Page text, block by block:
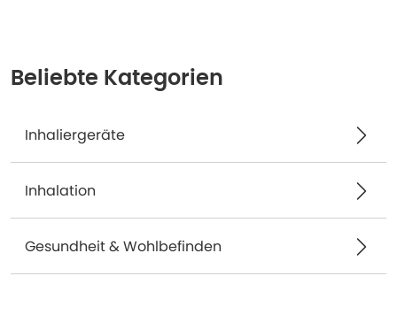
Beliebte Kategorien
Inhaliergeräte
Inhalation
Gesundheit & Wohlbefinden